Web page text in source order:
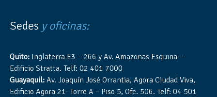
Sedes y oficinas:
Quito: Inglaterra E3 – 266 y Av. Amazonas Esquina –
Edificio Stratta. Telf: 02 401 7000
Guayaquil: Av. Joaquín José Orrantia, Agora Ciudad Viva,
Edificio Agora 21- Torre A – Piso 5, Ofc. 506. Telf: 04 501